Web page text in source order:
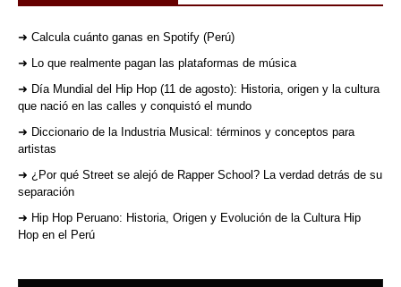
➜ Calcula cuánto ganas en Spotify (Perú)
➜ Lo que realmente pagan las plataformas de música
➜ Día Mundial del Hip Hop (11 de agosto): Historia, origen y la cultura
que nació en las calles y conquistó el mundo
➜ Diccionario de la Industria Musical: términos y conceptos para
artistas
➜ ¿Por qué Street se alejó de Rapper School? La verdad detrás de su
separación
➜ Hip Hop Peruano: Historia, Origen y Evolución de la Cultura Hip
Hop en el Perú